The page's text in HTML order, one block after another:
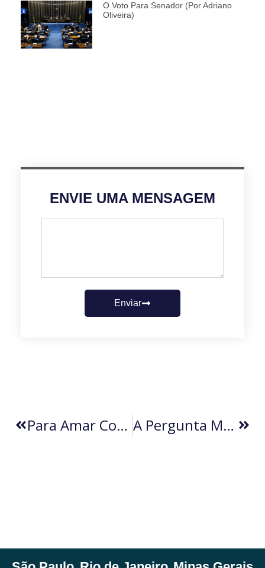
O Voto Para Senador (por Adriano
Oliveira)
ENVIE UMA MENSAGEM
Enviar
Para Amar Com Engenho E Arte (por Lindolfo Paoliello) A Pergunta Mais Difícil Para Uma Inteligência Artificial (por Daniel Branco)